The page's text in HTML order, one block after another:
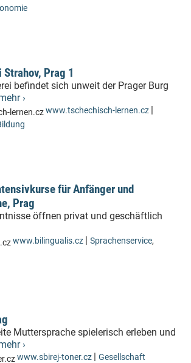
Prag 1
befindet sich unweit der Prager Burg
›
www.tschechisch-lernen.cz |
für Anfänger und
Prag
öffnen privat und geschäftlich
www.bilingualis.cz | Sprachenservice,
Muttersprache spielerisch erleben und
›
www.sbirej-toner.cz | Gesellschaft